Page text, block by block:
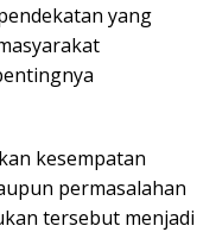
yang
kesempatan
permasalahan
tersebut menjadi